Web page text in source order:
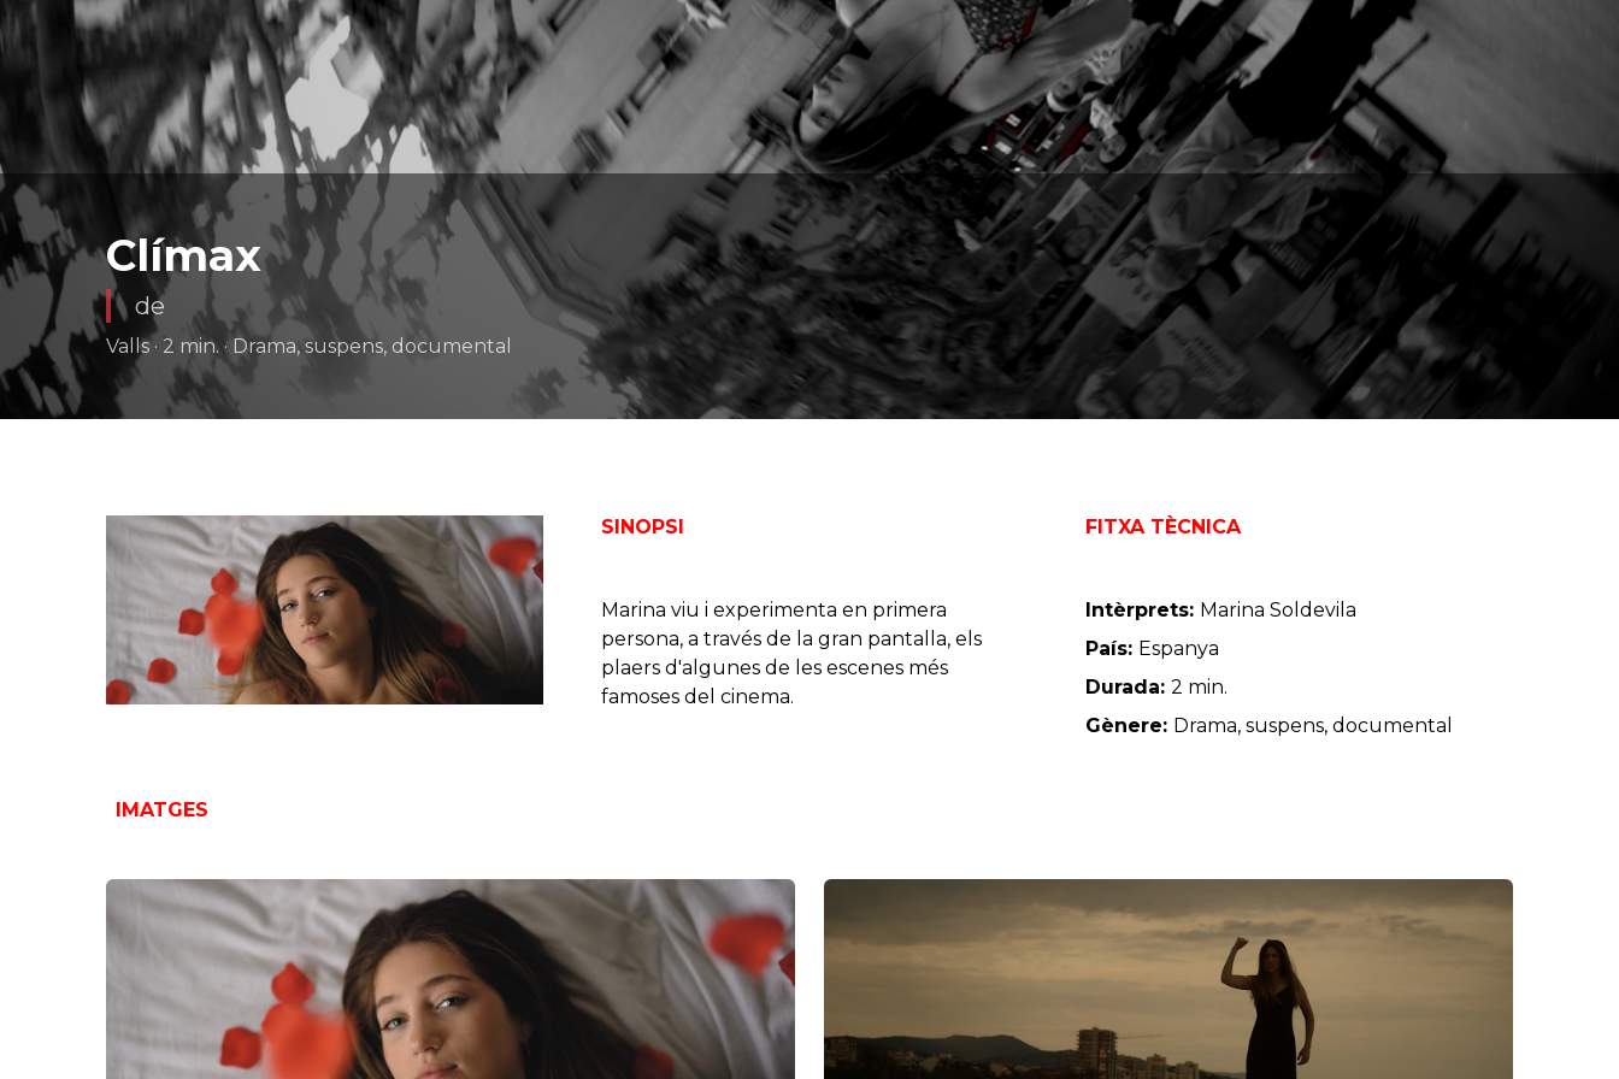
Clímax
de
Valls · 2 min. · Drama, suspens, documental
SINOPSI
Marina viu i experimenta en primera
persona, a través de la gran pantalla, els
plaers d'algunes de les escenes més
famoses del cinema.
FITXA TÈCNICA
Intèrprets: Marina Soldevila
País: Espanya
Durada:2 min.
Gènere: Drama, suspens, documental
IMATGES